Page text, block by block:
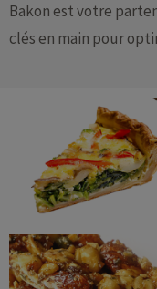
Bakon est votre
clés en main pour